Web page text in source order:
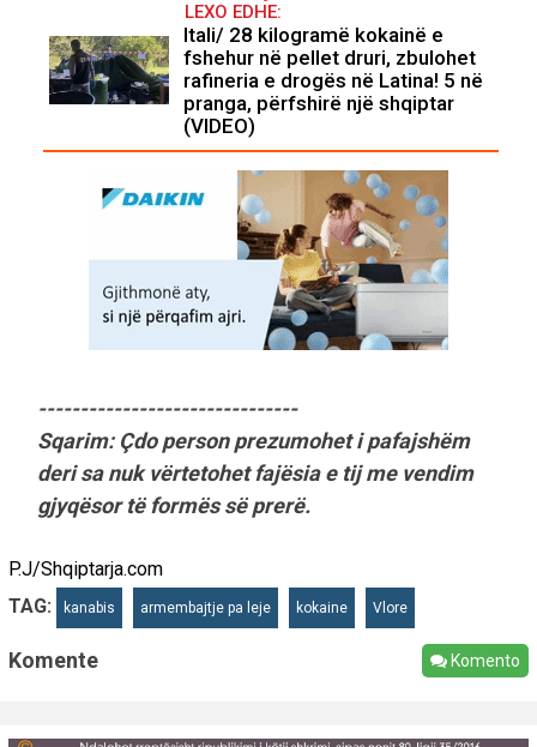
LEXO EDHE:
Itali/ 28 kilogramë kokainë e
fshehur në pellet druri, zbulohet
rafineria e drogës në Latina! 5 në
pranga, përfshirë një shqiptar
(VIDEO)
-------------------------------
Sqarim: Çdo person prezumohet i pafajshëm
deri sa nuk vërtetohet fajësia e tij me vendim
gjyqësor të formës së prerë.
P.J/Shqiptarja.com
TAG:
kanabis armembajtje pa leje kokaine Vlore
Komente Komento